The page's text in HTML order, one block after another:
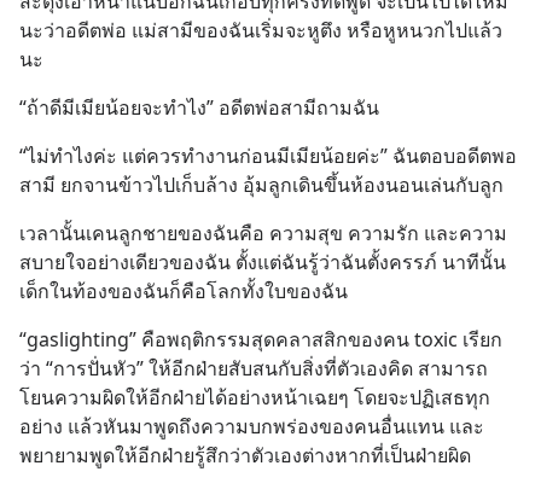
นะว่าอดีตพ่อ แม่สามีของฉันเริ่มจะหูตึง หรือหูหนวกไปแล้ว
นะ
“ถ้าดีมีเมียน้อยจะทำไง” อดีตพ่อสามีถามฉัน
“ไม่ทำไงค่ะ แต่ควรทำงานก่อนมีเมียน้อยค่ะ” ฉันตอบอดีตพอ
สามี ยกจานข้าวไปเก็บล้าง อุ้มลูกเดินขึ้นห้องนอนเล่นกับลูก
เวลานั้นเคนลูกชายของฉันคือ ความสุข ความรัก และความ
สบายใจอย่างเดียวของฉัน ตั้งแต่ฉันรู้ว่าฉันตั้งครรภ์ นาทีนั้น
เด็กในท้องของฉันก็คือโลกทั้งใบของฉัน
“gaslighting” คือพฤติกรรมสุดคลาสสิกของคน toxic เรียก
ว่า “การปั่นหัว” ให้อีกฝ่ายสับสนกับสิ่งที่ตัวเองคิด สามารถ
โยนความผิดให้อีกฝ่ายได้อย่างหน้าเฉยๆ โดยจะปฏิเสธทุก
อย่าง แล้วหันมาพูดถึงความบกพร่องของคนอื่นแทน และ
พยายามพูดให้อีกฝ่ายรู้สึกว่าตัวเองต่างหากที่เป็นฝ่ายผิด